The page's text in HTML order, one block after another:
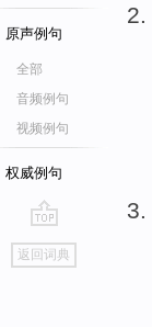
原声例句
全部
音频例句
视频例句
权威例句
go
top
返回词典